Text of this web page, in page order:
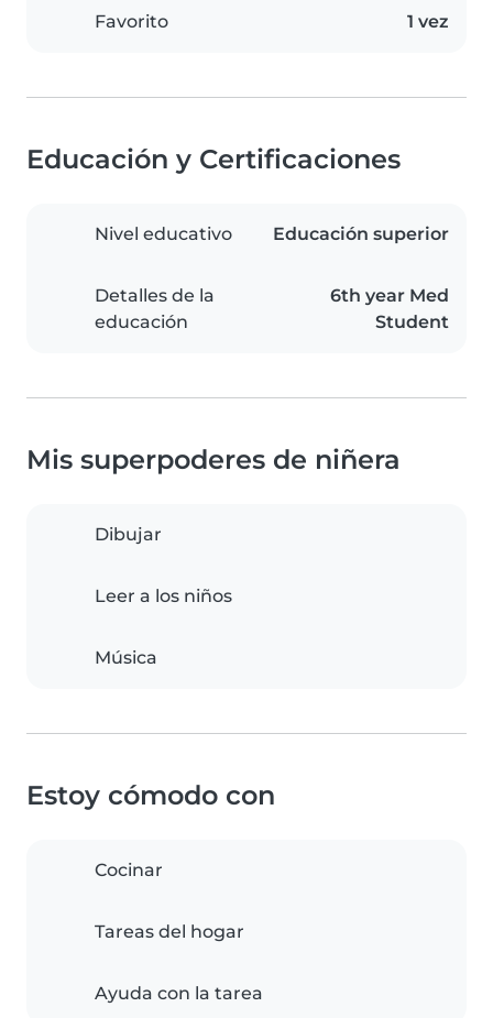
Favorito 1 vez
Educación y Certificaciones
Nivel educativo Educación superior
Detalles de la
educación
6th year Med
Student
Mis superpoderes de niñera
Dibujar
Leer a los niños
Música
Estoy cómodo con
Cocinar
Tareas del hogar
Ayuda con la tarea